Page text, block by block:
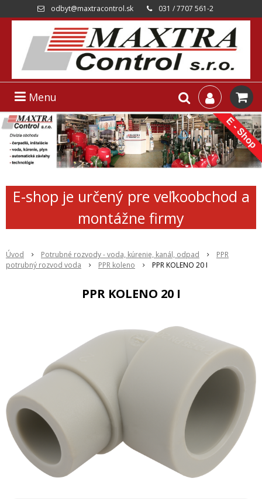
odbyt@maxtracontrol.sk 031 / 7707 561-2
Menu
E-shop je určený pre veľkoobchod a
montážne firmy
Úvod Potrubné rozvody - voda, kúrenie, kanál, odpad
PPR
potrubný rozvod voda
PPR koleno PPR KOLENO 20 I
PPR KOLENO 20 I